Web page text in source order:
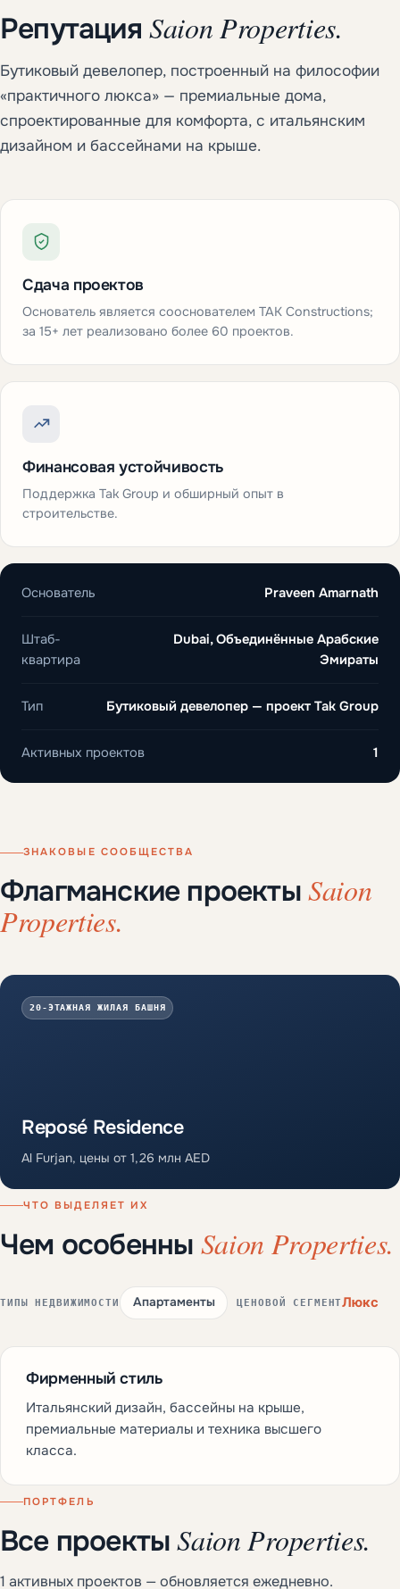
Репутация Saion Properties.
Бутиковый девелопер, построенный на философии
«практичного люкса» — премиальные дома,
спроектированные для комфорта, с итальянским
дизайном и бассейнами на крыше.
Сдача проектов
Основатель является сооснователем TAK Constructions;
за 15+ лет реализовано более 60 проектов.
Финансовая устойчивость
Поддержка Tak Group и обширный опыт в
строительстве.
Основатель Praveen Amarnath
Штаб-
квартира
Dubai, Объединённые Арабские
Эмираты
Тип Бутиковый девелопер — проект Tak Group
Активных проектов 1
ЗНАКОВЫЕ СООБЩЕСТВА
Флагманские проектыSaion
Properties.
20-ЭТАЖНАЯ ЖИЛАЯ БАШНЯ
Reposé Residence
Al Furjan, цены от 1,26 млн AED
ЧТО ВЫДЕЛЯЕТ ИХ
Чем особенны Saion Properties.
ТИПЫ НЕДВИЖИМОСТИ Апартаменты ЦЕНОВОЙ СЕГМЕНТЛюкс
Фирменный стиль
Итальянский дизайн, бассейны на крыше,
премиальные материалы и техника высшего
класса.
ПОРТФЕЛЬ
Все проектыSaion Properties.
1 активных проектов — обновляется ежедневно.